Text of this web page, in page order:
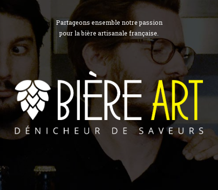
Partageons ensemble notre passion
pour la bière artisanale française.